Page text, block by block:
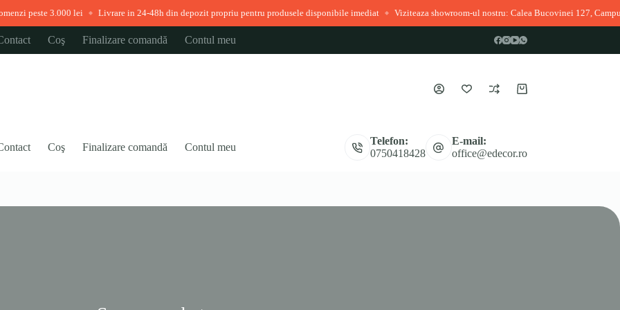
3.000 lei ◆ Livrare in 24-48h din depozit propriu pentru produsele disponibile imediat ◆ Viziteaza showroom-ul nostru: Calea Bucovinei 127, Campulung
Coş Finalizare comandă Contul meu
Coș
Coş Finalizare comandă Contul meu
Telefon:
0750418428
E-mail:
office@edecor.ro